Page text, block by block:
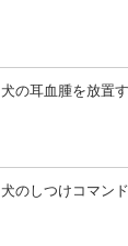
犬の耳血腫を放置
犬のしつけコマン